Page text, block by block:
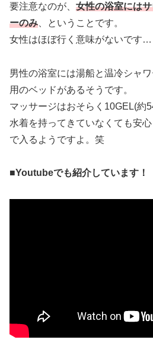
要注意なのが、 女性の浴室には
ーのみ 、ということです。
女性はほぼ行く意味がないです…
男性の浴室には湯船と温冷シャ
用のベッドがあるそうです。
マッサージはおそらく10GEL(約
水着を持ってきていなくても安
で入るようですよ。笑
■Youtubeでも紹介しています！